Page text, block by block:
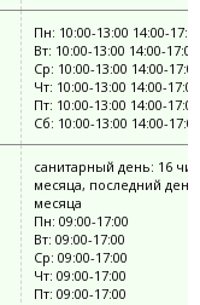
Пн: 10:00-13:00 14:00-
Вт: 10:00-13:00 14:00-17:00
Ср: 10:00-13:00 14:00-17:00
Чт: 10:00-13:00 14:00-17:00
Пт: 10:00-13:00 14:00-17:00
Сб: 10:00-13:00 14:00-17:00
санитарный день: 16
месяца, последний день
месяца
Пн: 09:00-17:00
Вт: 09:00-17:00
Ср: 09:00-17:00
Чт: 09:00-17:00
Пт: 09:00-17:00